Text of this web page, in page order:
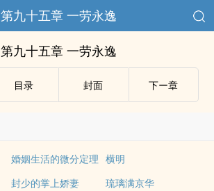
第九十五章 一劳永逸
第九十五章 一劳永逸
目录 封面 下ー章
婚姻生活的微分定理 横明
封少的掌上娇妻 琉璃满京华